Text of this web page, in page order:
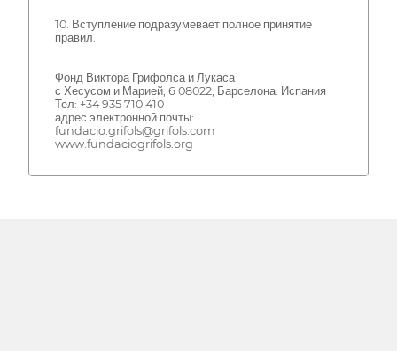
10. Вступление подразумевает полное принятие
правил.
Фонд Виктора Грифолса и Лукаса
с Хесусом и Марией, 6 08022, Барселона. Испания
Тел: +34 935 710 410
адрес электронной почты:
fundacio.grifols@grifols.com
www.fundaciogrifols.org